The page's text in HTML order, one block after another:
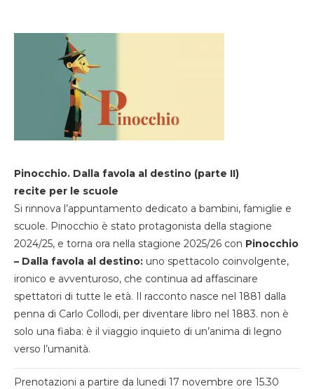
Pinocchio. Dalla favola al destino (parte II)
recite per le scuole
Si rinnova l’appuntamento dedicato a bambini, famiglie e
scuole. Pinocchio è stato protagonista della stagione
2024/25, e torna ora nella stagione 2025/26 con Pinocchio
– Dalla favola al destino: uno spettacolo coinvolgente,
ironico e avventuroso, che continua ad affascinare
spettatori di tutte le età. Il racconto nasce nel 1881 dalla
penna di Carlo Collodi, per diventare libro nel 1883. non è
solo una fiaba: è il viaggio inquieto di un’anima di legno
verso l’umanità.
Prenotazioni a partire da lunedi 17 novembre ore 15.30